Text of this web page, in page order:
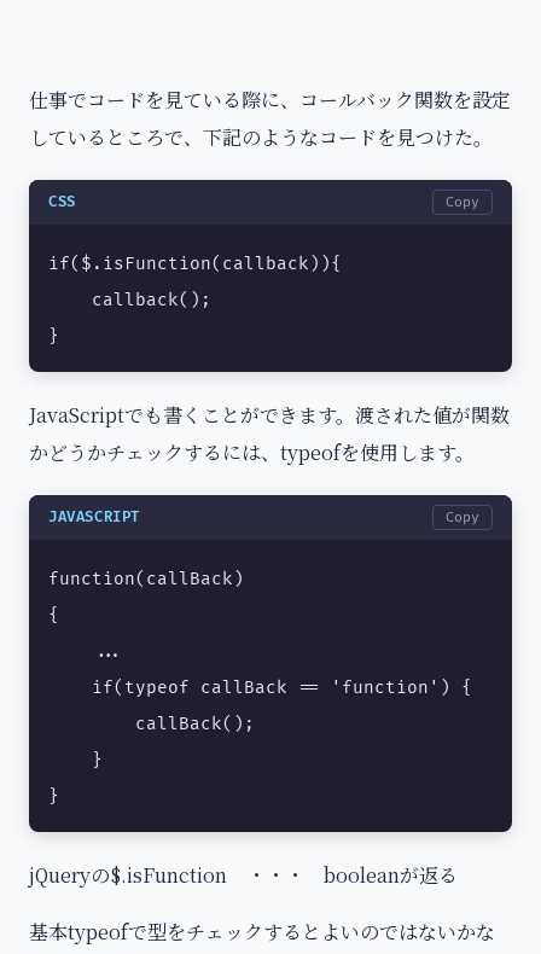
仕事でコードを見ている際に、コールバック関数を設定
しているところで、下記のようなコードを見つけた。
CSS Copy
if($.isFunction(callback)){
    callback();
}
JavaScriptでも書くことができます。渡された値が関数
かどうかチェックするには、typeofを使用します。
JAVASCRIPT Copy
function(callBack)
{
    ...
    if(typeof callBack == 'function') {
        callBack();
    }
}
jQueryの$.isFunction ・・・ booleanが返る
基本typeofで型をチェックするとよいのではないかな